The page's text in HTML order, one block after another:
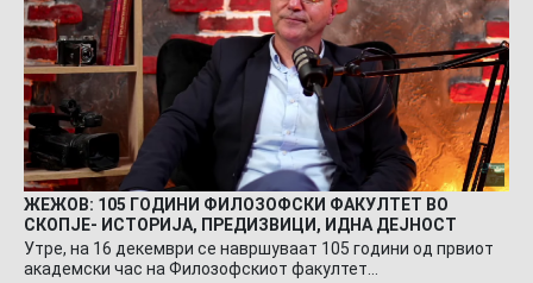
ЖЕЖОВ: 105 ГОДИНИ ФИЛОЗОФСКИ ФАКУЛТЕТ ВО
СКОПЈЕ- ИСТОРИЈА, ПРЕДИЗВИЦИ, ИДНА ДЕЈНОСТ
Утре, на 16 декември се навршуваат 105 години од првиот
академски час на Филозофскиот факултет…